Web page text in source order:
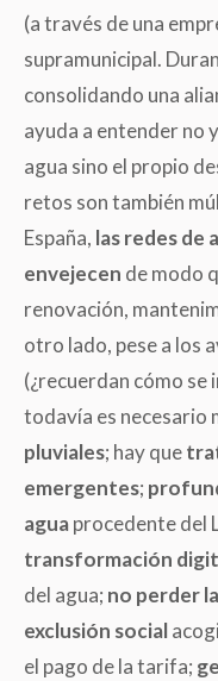
(a través de una
supramunicipal.
consolidando una
ayuda a entender no
agua sino el propio
retos son también
España, las redes de
envejecen de modo
renovación,
otro lado, pese a los
(¿recuerdan cómo se
todavía es necesario
pluviales; hay que
emergentes;
aguaprocedente del
transformación
del agua; no perder
exclusión social
el pago de la tarifa;